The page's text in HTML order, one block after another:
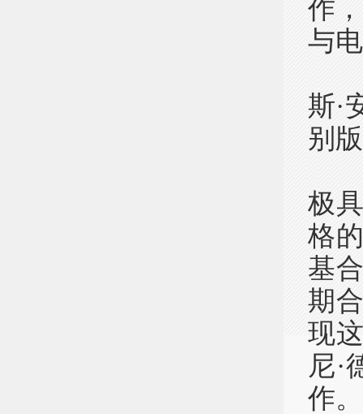
作
与
斯·
别
极
格
基
期
现
尼·
作。